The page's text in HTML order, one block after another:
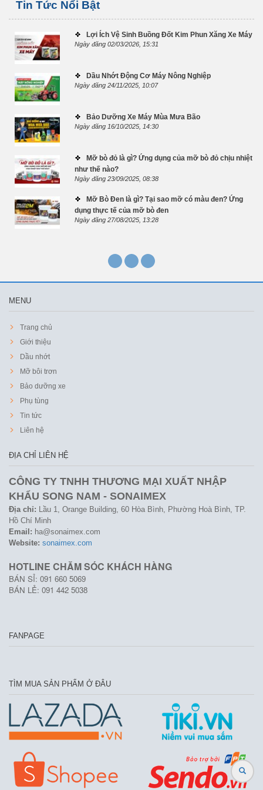
(bao gồm xe có Turbo tăng
áp và phun Diesel điện tử),
đồng thời có thể sử dụng cho
xe động cơ Xăng. Sản phẩm
dầu nhớt BCP của Tập Đoàn
Petroleum Thái Lan, được
sản xuất tại Thái và nhập
khẩu trực tiếp về Việt Nam
Tin Tức Nổi Bật
Lợi Ích Vệ Sinh Buồng Đốt Kim Phun Xăng Xe Máy
Ngày đăng 02/03/2026, 15:31
Dầu Nhớt Động Cơ Máy Nông Nghiệp
Ngày đăng 24/11/2025, 10:07
Bảo Dưỡng Xe Máy Mùa Mưa Bão
Ngày đăng 16/10/2025, 14:30
Mỡ bò đỏ là gì? Ứng dụng của mỡ bò đỏ chịu nhiệt
như thế nào?
Ngày đăng 23/09/2025, 08:38
Mỡ Bò Đen là gì? Tại sao mỡ có màu đen? Ứng
dụng thực tế của mỡ bò đen
Ngày đăng 27/08/2025, 13:28
MENU
Trang chủ
Giới thiệu
Dầu nhớt
Mỡ bôi trơn
Bảo dưỡng xe
Phụ tùng
Tin tức
Liên hệ
ĐỊA CHỈ LIÊN HỆ
CÔNG TY TNHH THƯƠNG MẠI XUẤT NHẬP
KHẨU SONG NAM - SONAIMEX
Địa chỉ: Lầu 1, Orange Building, 60 Hòa Bình, Phường Hoà Bình, TP.
Hồ Chí Minh
Email: ha@sonaimex.com
Website: sonaimex.com
HOTLINE CHĂM SÓC KHÁCH HÀNG
BÁN SỈ: 091 660 5069
BÁN LẺ: 091 442 5038
FANPAGE
TÌM MUA SẢN PHẨM Ở ĐÂU